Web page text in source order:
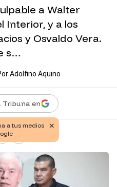
a Walter
Interior, y a los
y Osvaldo Vera.
s…
Adolfino Aquino
Tribuna en
PrintCopy link